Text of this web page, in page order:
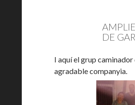
DE
I aquí el grup caminador
agradable companyia.